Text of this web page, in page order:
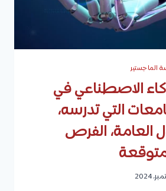
الماجستير
الاصطناعي في
التي تدرسه،
العامة، الفرص